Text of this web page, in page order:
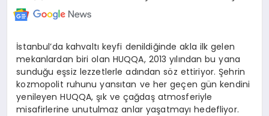
İstanbul’da kahvaltı keyfi denildiğinde akla ilk gelen
mekanlardan biri olan HUQQA, 2013 yılından bu yana
sunduğu eşsiz lezzetlerle adından söz ettiriyor. Şehrin
kozmopolit ruhunu yansıtan ve her geçen gün kendini
yenileyen HUQQA, şık ve çağdaş atmosferiyle
misafirlerine unutulmaz anlar yaşatmayı hedefliyor.